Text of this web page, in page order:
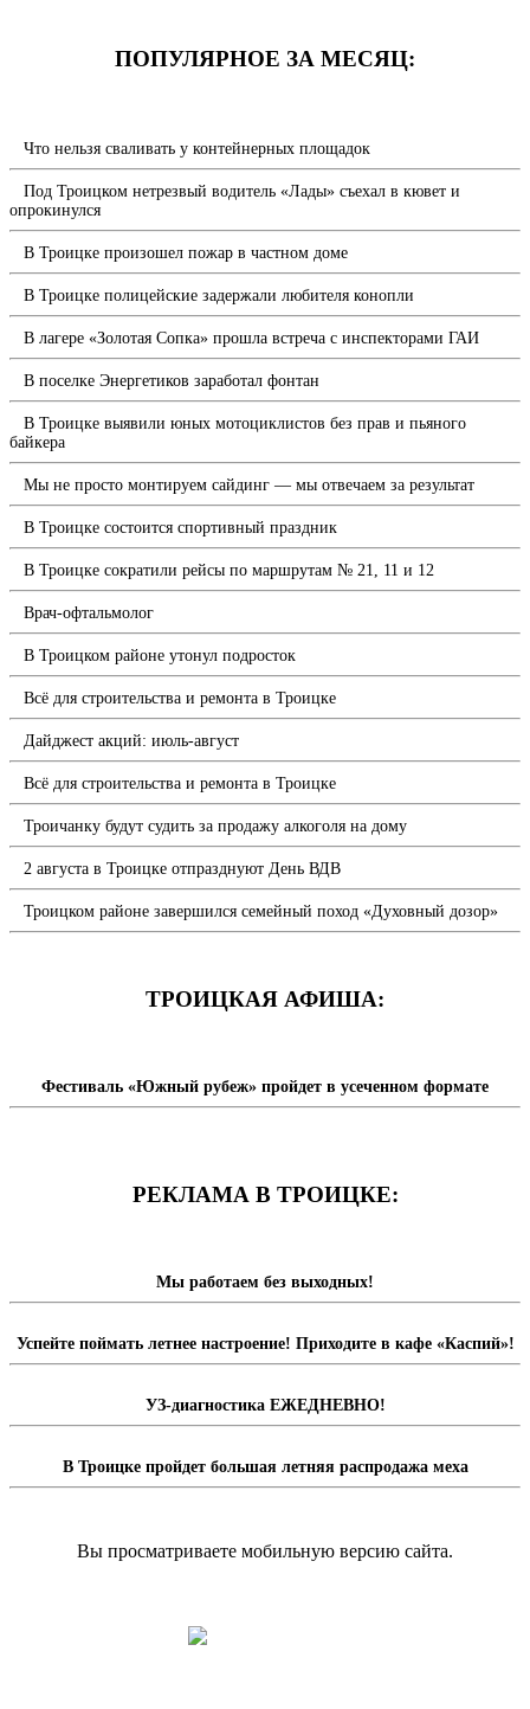
ПОПУЛЯРНОЕ ЗА МЕСЯЦ:
Что нельзя сваливать у контейнерных площадок
Под Троицком нетрезвый водитель «Лады» съехал в кювет и
опрокинулся
В Троицке произошел пожар в частном доме
В Троицке полицейские задержали любителя конопли
В лагере «Золотая Сопка» прошла встреча с инспекторами ГАИ
В поселке Энергетиков заработал фонтан
В Троицке выявили юных мотоциклистов без прав и пьяного
байкера
Мы не просто монтируем сайдинг — мы отвечаем за результат
В Троицке состоится спортивный праздник
В Троицке сократили рейсы по маршрутам № 21, 11 и 12
Врач-офтальмолог
В Троицком районе утонул подросток
Всё для строительства и ремонта в Троицке
Дайджест акций: июль-август
Всё для строительства и ремонта в Троицке
Троичанку будут судить за продажу алкоголя на дому
2 августа в Троицке отпразднуют День ВДВ
Троицком районе завершился семейный поход «Духовный дозор»
ТРОИЦКАЯ АФИША:
Фестиваль «Южный рубеж» пройдет в усеченном формате
РЕКЛАМА В ТРОИЦКЕ:
Мы работаем без выходных!
Успейте поймать летнее настроение! Приходите в кафе «Каспий»!
УЗ-диагностика ЕЖЕДНЕВНО!
В Троицке пройдет большая летняя распродажа меха
Вы просматриваете мобильную версию сайта.